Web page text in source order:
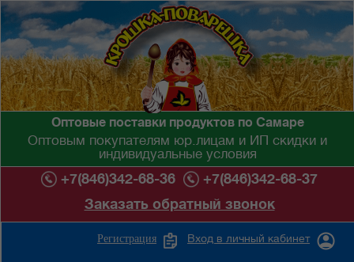
Оптовые поставки продуктов по Самаре
Оптовым покупателям юр.лицам и ИП скидки и
индивидуальные условия
+7(846)342-68-36
+7(846)342-68-37
Заказать обратный звонок
Вход в личный кабинет
Регистрация